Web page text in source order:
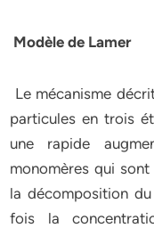
Modèle de Lamer
Le mécanisme
particules en trois
une rapide
monomères qui
la décomposition
fois la